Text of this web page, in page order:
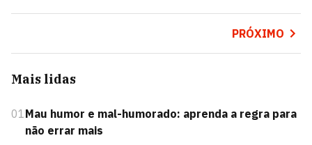
PRÓXIMO
Mais lidas
01Mau humor e mal-humorado: aprenda a regra para
não errar mais